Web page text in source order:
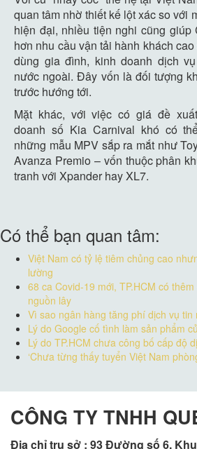
quan tâm nhờ thiết kế lột xác so với
hiện đại, nhiều tiện nghi cũng giúp
hơn nhu cầu vận tải hành khách
dùng gia đình, kinh doanh dịch
nước ngoài. Đây vốn là đối tượng
trước hướng tới.
Mặt khác, với việc có giá đề
doanh số Kia Carnival khó có
những mẫu MPV sắp ra mắt như
Avanza Premio – vốn thuộc phân
tranh với Xpander hay XL7.
Có thể bạn quan tâm:
Việt Nam có tỷ lệ tiêm chủng cao
lường
68 ca Covid-19 mới, TP.HCM có
nguồn lây
Vì sao ngân hàng tăng phí dịch vụ tin
Lý do Google cố tình làm sản phẩm
Lý do TP.HCM chưa công bố cấp độ
‘Chưa từng thấy tuyển Việt Nam
CÔNG TY TNHH
Địa chỉ trụ sở : 93 Đường số 6,